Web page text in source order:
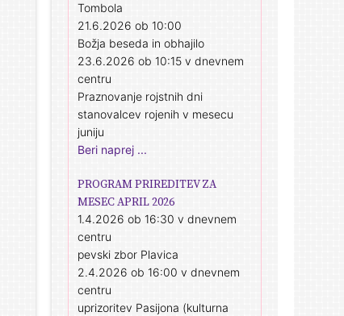
Tombola
21.6.2026 ob 10:00
Božja beseda in obhajilo
23.6.2026 ob 10:15 v dnevnem
centru
Praznovanje rojstnih dni
stanovalcev rojenih v mesecu
juniju
Beri naprej ...
PROGRAM PRIREDITEV ZA
MESEC APRIL 2026
1.4.2026 ob 16:30 v dnevnem
centru
pevski zbor Plavica
2.4.2026 ob 16:00 v dnevnem
centru
uprizoritev Pasijona (kulturna